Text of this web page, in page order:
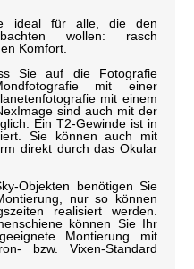
ideal für alle, die den
wollen: rasch
Komfort.
Sie auf die Fotografie
mit einer
mit einem
sind auch mit der
Ein T2-Gewinde ist in
Sie können auch mit
direkt durch das Okular
Objekten benötigen Sie
nur so können
realisiert werden.
können Sie Ihr
Montierung mit
bzw. Vixen-Standard